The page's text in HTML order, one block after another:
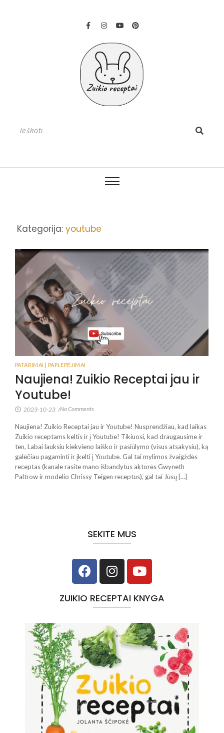
Kategorija: youtube
PATARIMAI | PAPLEPĖJIMAI
Naujiena! Zuikio Receptai jau ir
Youtube!
2023-10-23 /No Comments
Naujiena! Zuikio Receptai jau ir Youtube! Nusprendžiau, kad laikas
Zuikio receptams keltis ir į Youtube! Tikiuosi, kad draugausime ir
ten, Labai lauksiu kiekvieno laiško ir pasiūlymo (visus atsakysiu), ką
galėčiau pagaminti ir įkelti į Youtube. Gal tai mylimos žvaigždės
receptas (kanale rasite mano išbandytus aktorės Gwyneth
Paltrow ir modelio Chrissy Teigen receptus), gal tai Jūsų […]
SEKITE MUS
ZUIKIO RECEPTAI KNYGA